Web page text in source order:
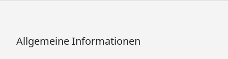
Allgemeine Informationen